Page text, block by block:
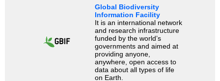
Global Biodiversity
Information Facility
It is an international network
and research infrastructure
funded by the world’s
governments and aimed at
providing anyone,
anywhere, open access to
data about all types of life
on Earth.